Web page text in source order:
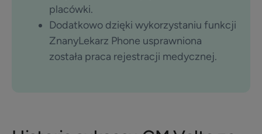
placówki.
Dodatkowo dzięki wykorzystaniu funkcji
ZnanyLekarz Phone usprawniona
została praca rejestracji medycznej.